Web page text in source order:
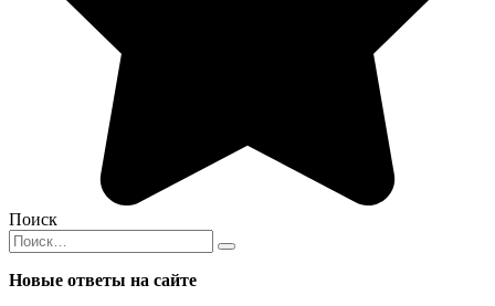
Поиск
Search
for:
Новые ответы на сайте